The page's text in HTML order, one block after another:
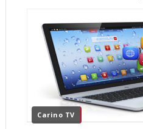
Carino TV